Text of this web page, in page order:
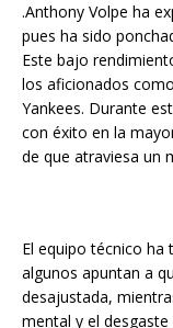
.Anthony Volpe ha
pues ha sido
Este bajo
los aficionados
Yankees. Durante
con éxito en la
de que atraviesa un
El equipo técnico ha
algunos apuntan a
desajustada,
mental y el